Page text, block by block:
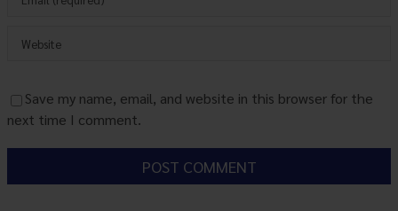
Save my name, email, and website in this browser for the
next time I comment.